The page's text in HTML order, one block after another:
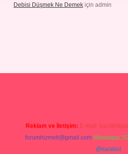
Debisi Düşmek Ne Demek için admin
Reklam ve İletişim: E-mail:
forumhizmeti@gmail.com Whatsapp:
@karabul